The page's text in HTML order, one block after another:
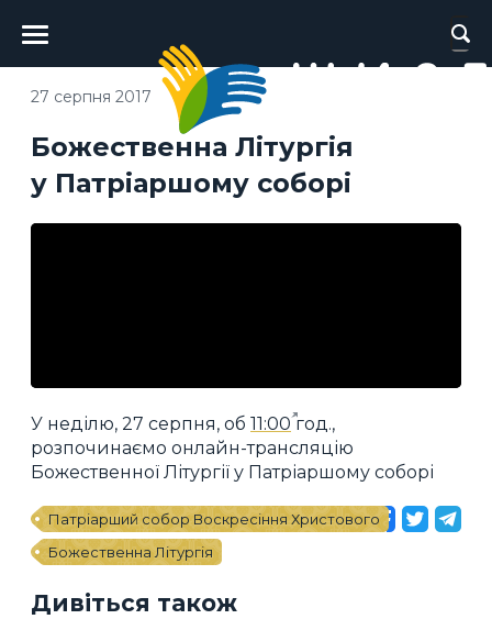
Головне
меню
Божественна Літургія
у Патріаршому соборі
27 серпня 2017
У неділю, 27 серпня, об 11:00год.,
розпочинаємо онлайн-трансляцію
Божественної Літургії у Патріаршому соборі
Патріарший собор Воскресіння Христового
Божественна Літургія
Дивіться також